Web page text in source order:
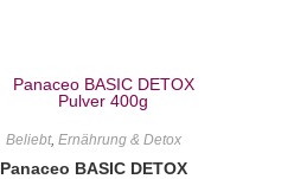
Beliebt,Ernährung & Detox
Panaceo BASIC DETOX